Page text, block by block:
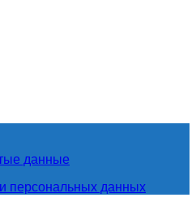
данные
персональных данных